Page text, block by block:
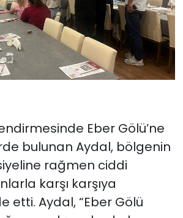
Eber Gölü’ne
bulunan Aydal, bölgenin
rağmen ciddi
karşı karşıya
etti. Aydal, “Eber Gölü